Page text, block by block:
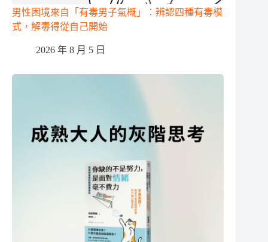
男性困境來自「有毒男子氣概」：辨認四種有毒模
式，解毒得從自己開始
2026 年 8 月 5 日